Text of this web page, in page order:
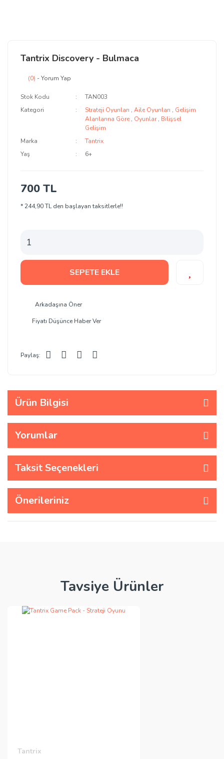
Tantrix Discovery - Bulmaca
(0) - Yorum Yap
Stok Kodu
TAN003
Kategori
Strateji Oyunları , Aile Oyunları , Gelişim
Alanlarına Göre , Oyunlar , Bilişsel
Gelişim
Marka
Tantrix
Yaş
6+
700 TL
* 244,90 TL den başlayan taksitlerle!!
SEPETE EKLE
Arkadaşına Öner
Fiyatı Düşünce Haber Ver
Paylaş:
Ürün Bilgisi
Yorumlar
Taksit Seçenekleri
Önerileriniz
Tavsiye Ürünler
Tantrix